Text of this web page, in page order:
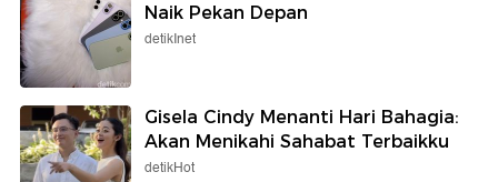
Naik Pekan Depan
detikInet
Gisela Cindy Menanti Hari Bahagia:
Akan Menikahi Sahabat Terbaikku
detikHot